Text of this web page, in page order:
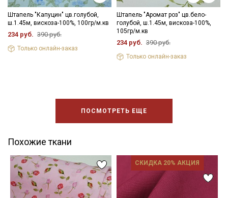
Штапель "Капуцин" цв.голубой,
ш.1.45м, вискоза-100%, 100гр/м.кв
234 руб. 390 руб.
Только онлайн-заказ
Штапель "Аромат роз" цв.бело-
голубой, ш.1.45м, вискоза-100%,
105гр/м.кв
234 руб. 390 руб.
Только онлайн-заказ
ПОСМОТРЕТЬ ЕЩЕ
Похожие ткани
СКИДКА 20% АКЦИЯ